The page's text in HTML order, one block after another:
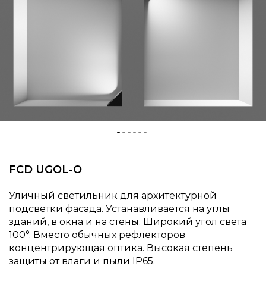
FCD UGOL-O
Уличный светильник для архитектурной
подсветки фасада. Устанавливается на углы
зданий, в окна и на стены. Широкий угол света
100°. Вместо обычных рефлекторов
концентрирующая оптика. Высокая степень
защиты от влаги и пыли IP65.